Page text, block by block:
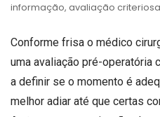
informação, avaliação
Conforme frisa o médico
uma avaliação pré-operatória
a definir se o momento é
melhor adiar até que certas